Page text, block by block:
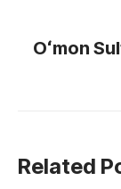
Oʻmon
Related